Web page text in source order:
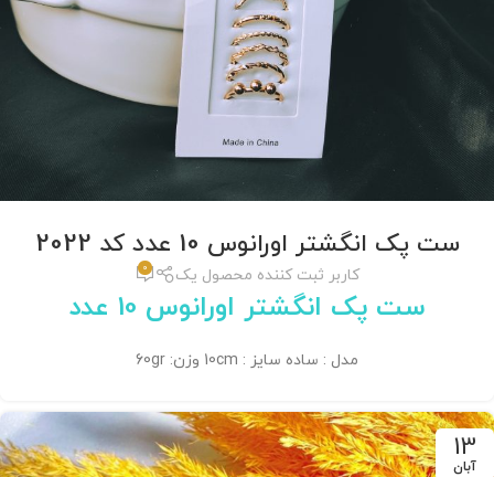
ست پک انگشتر اورانوس 10 عدد کد 2022
کاربر ثبت کننده محصول یک 0
ست پک انگشتر اورانوس 10 عدد
مدل : ساده سایز : 10cm وزن: 60gr
13
آبان